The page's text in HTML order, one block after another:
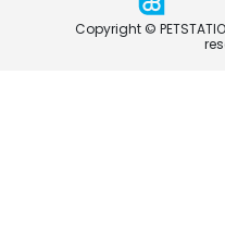
Copyright ©